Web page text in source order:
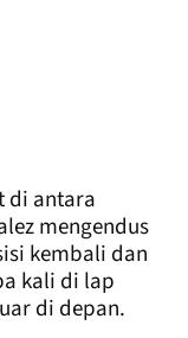
di antara
mengendus
kembali dan
kali di lap
di depan.